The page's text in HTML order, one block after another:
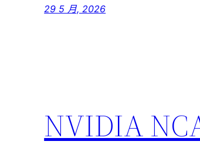
29 5 月, 2026
NVIDIA